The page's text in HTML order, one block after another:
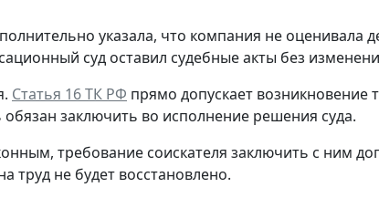
указала, что компания не оценивала
суд оставил судебные акты без
Статья 16 ТК РФ прямо допускает возникновение
заключить во исполнение решения суда.
требование соискателя заключить с ним
труд не будет восстановлено.